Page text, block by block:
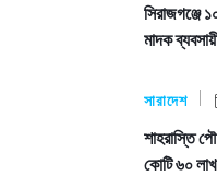
সিরাজগঞ্জে
মাদক
সারাদেশ
শাহরাস্তি
কোটি ৬০ লাখ